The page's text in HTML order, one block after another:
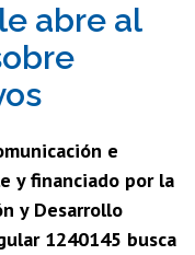
abre al
e
y financiado por la
y Desarrollo
1240145 busca